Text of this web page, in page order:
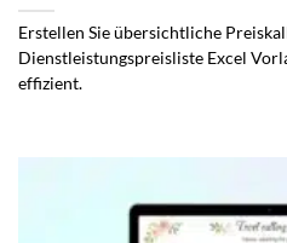
Erstellen Sie übersichtliche
Dienstleistungspreisliste Excel
effizient.